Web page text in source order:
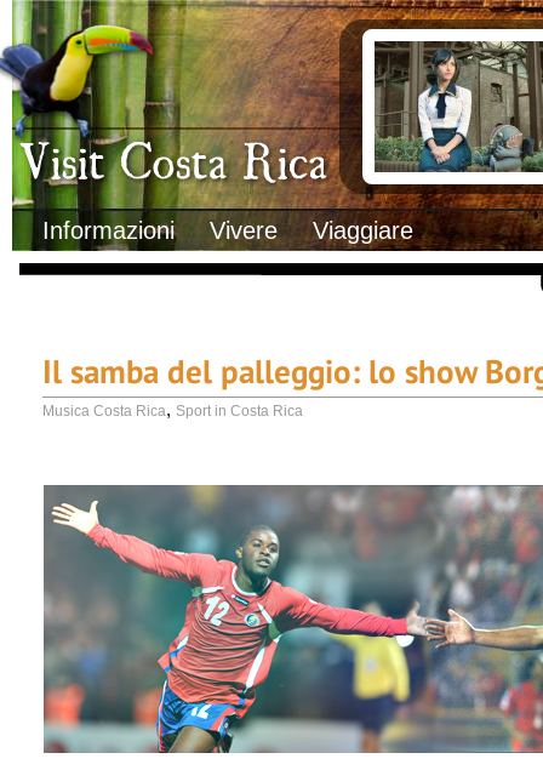
Visit Costa Rica
Informazioni Vivere Viaggiare
Clima
Geografia
Informazioni Geografiche
Letteratura e cultura
Gastronomia
Lo sapevi che
Musica
Natura
Storia
Trasporti Interni
Documenti
Italiani in Costa
L’ambasciata
Opportunità
Il samba del palleggio: lo show
Musica Costa Rica, Sport in Costa Rica